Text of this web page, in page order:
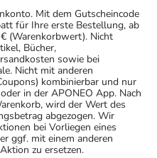
Mit dem Gutscheincode
für Ihre erste Bestellung, ab
(Warenkorbwert). Nicht
Bücher,
sowie bei
Nicht mit anderen
kombinierbar und nur
in der APONEO App. Nach
wird der Wert des
abgezogen. Wir
bei Vorliegen eines
ggf. mit einem anderen
zu ersetzen.